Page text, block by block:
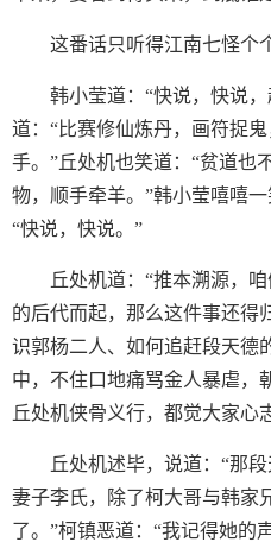
这番话只听得江南七怪个
韩小莹道：“快说，快说
道：“比赛修仙炼丹，画符捉
手。”丘处机也笑道：“贫道也
物，顺手牵羊。”韩小莹嘻嘻
“快说，快说。”
丘处机道：“推本溯源，
的后代而起，那么这件事还得
识郭杨二人、如何追赶段天德
中，不住口地痛骂金人暴虐，
丘处机侠骨义行，都觉大家心
丘处机述毕，说道：“那
妻子李氏，除了柯大哥与韩家
了。”柯镇恶道：“我记得她的